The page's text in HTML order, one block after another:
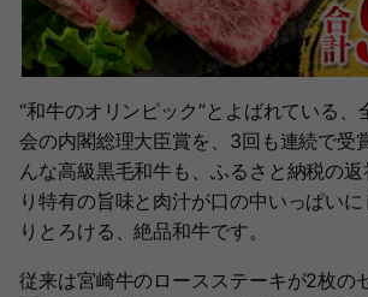
“和牛のオリンピック”とよばれている、
会の内閣総理大臣賞を、3回も連続で受
んな高級黒毛和牛も、ふるさと納税の
り特有の旨味と肉汁が口の中いっぱい
りとろける、絶品和牛です。
従来は宮崎牛のロースステーキが2枚の